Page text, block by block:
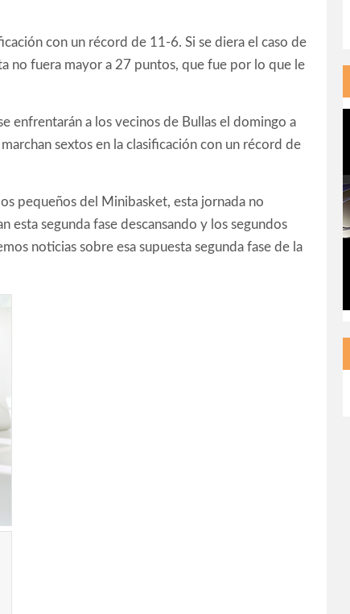
con un récord de 11-6. Si se diera el caso de
no fuera mayor a 27 puntos, que fue por lo que le
enfrentarán a los vecinos de Bullas el domingo a
sextos en la clasificación con un récord de
pequeños del Minibasket, esta jornada no
segunda fase descansando y los segundos
noticias sobre esa supuesta segunda fase de la